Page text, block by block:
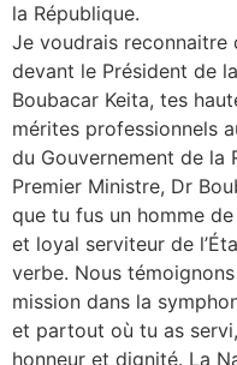
la République.
Je voudrais reconnaitre
devant le Président de
Boubacar Keita, tes
mérites professionnels
du Gouvernement de la
Premier Ministre, Dr
que tu fus un homme
et loyal serviteur de
verbe. Nous
mission dans la
et partout où tu as
honneur et dignité. La